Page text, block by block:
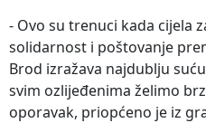
- Ovo su trenuci kada cijela
solidarnost i poštovanje
Brod izražava najdublju
svim ozlijeđenima želimo
oporavak, priopćeno je iz